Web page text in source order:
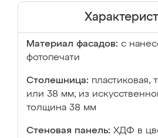
Материал фасадов: с
фотопечати
Столешница: пластиковая,
или 38 мм; из
толщина 38 мм
Стеновая панель: ХДФ в